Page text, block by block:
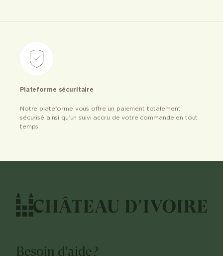
Plateforme sécuritaire
Notre plateforme vous offre un paiement totalement
sécurisé ainsi qu’un suivi accru de votre commande en tout
temps
Besoin d'aide?